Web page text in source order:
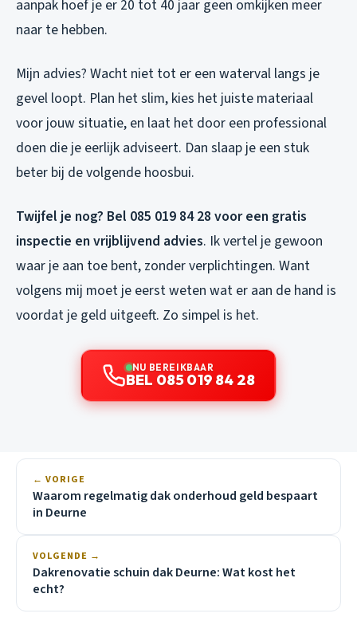
aanpak hoef je er 20 tot 40 jaar geen omkijken meer
naar te hebben.
Mijn advies? Wacht niet tot er een waterval langs je
gevel loopt. Plan het slim, kies het juiste materiaal
voor jouw situatie, en laat het door een professional
doen die je eerlijk adviseert. Dan slaap je een stuk
beter bij de volgende hoosbui.
Twijfel je nog? Bel 085 019 84 28 voor een gratis
inspectie en vrijblijvend advies. Ik vertel je gewoon
waar je aan toe bent, zonder verplichtingen. Want
volgens mij moet je eerst weten wat er aan de hand is
voordat je geld uitgeeft. Zo simpel is het.
NU BEREIKBAAR
BEL 085 019 84 28
← VORIGE
Waarom regelmatig dak onderhoud geld bespaart
in Deurne
VOLGENDE →
Dakrenovatie schuin dak Deurne: Wat kost het
echt?